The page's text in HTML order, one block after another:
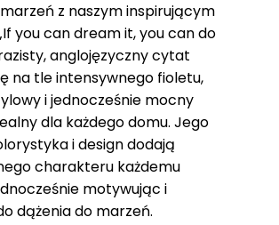
marzeń z naszym inspirującym
you can dream it, you can do
anglojęzyczny cytat
na tle intensywnego fioletu,
i jednocześnie mocny
dla każdego domu. Jego
i design dodają
charakteru każdemu
motywując i
dążenia do marzeń.